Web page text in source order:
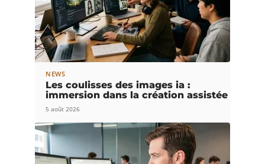
NEWS
Les coulisses des images ia :
immersion dans la création assistée
5 août 2026